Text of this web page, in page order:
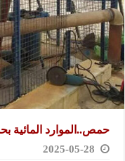
حمص..الموارد المائية
2025-05-28